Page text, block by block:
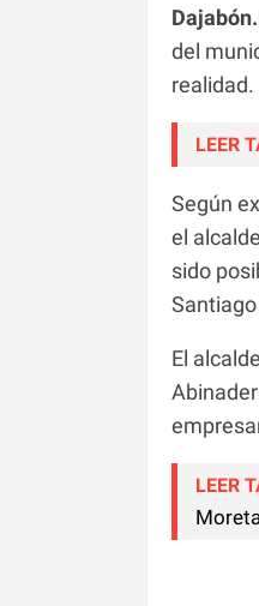
del
realidad.
LEER
Según
el
sido
El
LEER